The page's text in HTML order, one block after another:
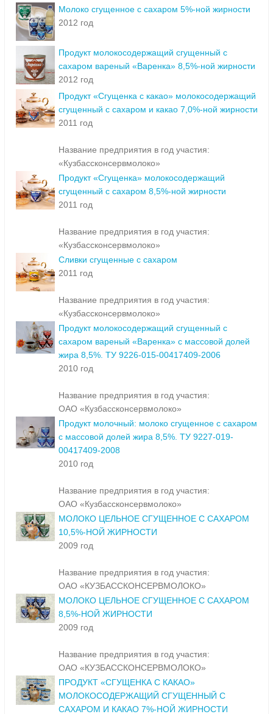
Молоко сгущенное с сахаром 5%-ной жирности
2012 год
Продукт молокосодержащий сгущенный с
сахаром вареный «Варенка» 8,5%-ной жирности
2012 год
Продукт «Сгущенка с какао» молокосодержащий
сгущенный с сахаром и какао 7,0%-ной жирности
2011 год
Название предприятия в год участия:
«Кузбассконсервмолоко»
Продукт «Сгущенка» молокосодержащий
сгущенный с сахаром 8,5%-ной жирности
2011 год
Название предприятия в год участия:
«Кузбассконсервмолоко»
Сливки сгущенные с сахаром
2011 год
Название предприятия в год участия:
«Кузбассконсервмолоко»
Продукт молокосодержащий сгущенный с
сахаром вареный «Варенка» с массовой долей
жира 8,5%. ТУ 9226-015-00417409-2006
2010 год
Название предприятия в год участия:
ОАО «Кузбассконсервмолоко»
Продукт молочный: молоко сгущенное с сахаром
с массовой долей жира 8,5%. ТУ 9227-019-
00417409-2008
2010 год
Название предприятия в год участия:
ОАО «Кузбассконсервмолоко»
МОЛОКО ЦЕЛЬНОЕ СГУЩЕННОЕ С САХАРОМ
10,5%-НОЙ ЖИРНОСТИ
2009 год
Название предприятия в год участия:
ОАО «КУЗБАССКОНСЕРВМОЛОКО»
МОЛОКО ЦЕЛЬНОЕ СГУЩЕННОЕ С САХАРОМ
8,5%-НОЙ ЖИРНОСТИ
2009 год
Название предприятия в год участия:
ОАО «КУЗБАССКОНСЕРВМОЛОКО»
ПРОДУКТ «СГУЩЕНКА С КАКАО»
МОЛОКОСОДЕРЖАЩИЙ СГУЩЕННЫЙ С
САХАРОМ И КАКАО 7%-НОЙ ЖИРНОСТИ